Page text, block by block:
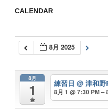
CALENDAR
8月 2025
8月
1
金
練習日@ 津和
8月 1 @ 7:30 PM –